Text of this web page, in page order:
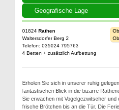
Geografische Lage
01824 Rathen
Waltersdorfer Berg 2
Telefon: 035024 795763
4 Betten + zusätzlich Aufbettung
Erholen Sie sich in unserer ruhig
fantastischen Blick in die bizarre
Sie erwachen mit Vogelgezwitscher
frische Brötchen bis an die Tür. Die